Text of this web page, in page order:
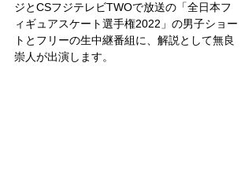
ジとCSフジテレビTWOで放送の「全日本フ
ィギュアスケート選手権2022」の男子ショー
トとフリーの生中継番組に、解説として無良
崇人が出演します。